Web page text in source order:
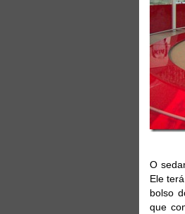
O
Ele
bolso
que